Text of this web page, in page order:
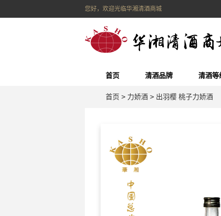
您好，欢迎光临华湘清酒商城
首页 清酒品牌 清酒等
首页 > 力娇酒 > 出羽樱 桃子力娇酒